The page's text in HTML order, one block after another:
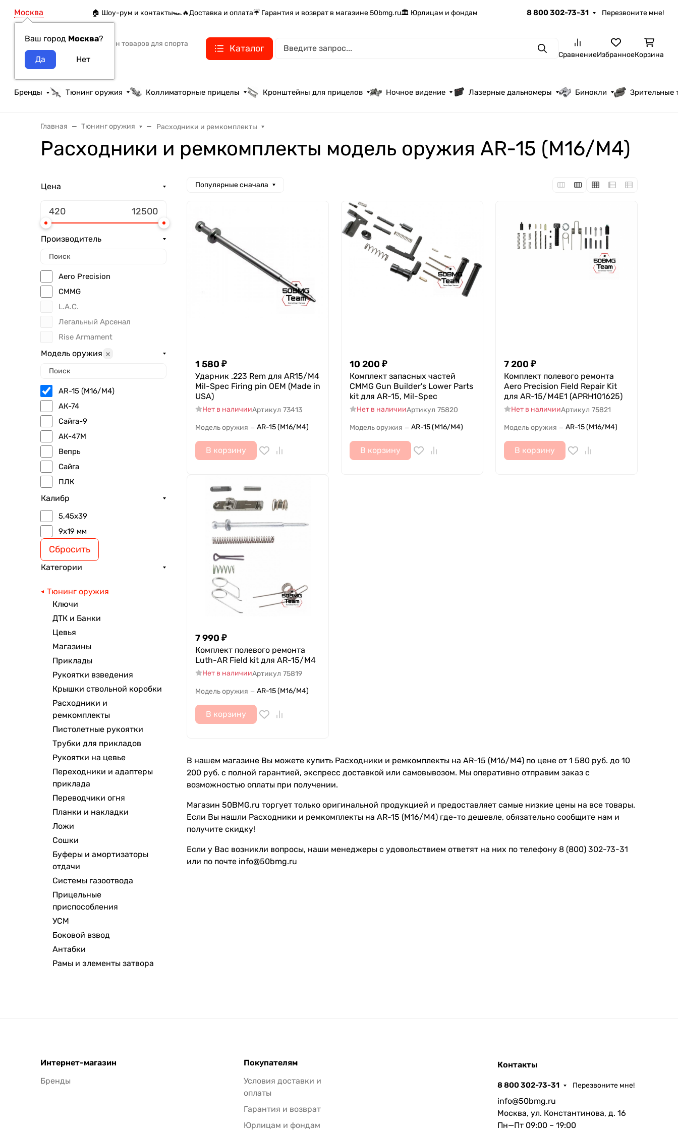
Москва
Ваш город Москва?
🏠 Шоу-рум и контакты🏎️🔥Доставка и оплата☔ Гарантия и возврат в магазине 50bmg.ru🏛️ Юрлицам и фондам 8 800 302-73-31 Перезвоните мне!
Интернет-магазин товаров для спорта
тактики и охоты
Каталог ПоискСравнениеИзбранноеКорзина
Бренды Тюнинг оружия Коллиматорные прицелы Кронштейны для прицелов Ночное видение Лазерные дальномеры Бинокли Зрительные
Главная Тюнинг оружия Расходники и ремкомплекты
Расходники и ремкомплекты модель оружия AR-15 (M16/M4)
Цена
Производитель
Aero Precision
CMMG
L.A.C.
Легальный Арсенал
Rise Armament
Модель оружия
AR-15 (M16/M4)
АК-74
Сайга-9
АК-47М
Вепрь
Сайга
ПЛК
Калибр
5,45х39
9x19 мм
Сбросить
Категории
Тюнинг оружия
Ключи
ДТК и Банки
Цевья
Магазины
Приклады
Рукоятки взведения
Крышки ствольной коробки
Расходники и
ремкомплекты
Пистолетные рукоятки
Трубки для прикладов
Рукоятки на цевье
Переходники и адаптеры
приклада
Переводчики огня
Планки и накладки
Ложи
Сошки
Буферы и амортизаторы
отдачи
Системы газоотвода
Прицельные
приспособления
УСМ
Боковой взвод
Антабки
Рамы и элементы затвора
Популярные сначала
1 580 ₽
Ударник .223 Rem для AR15/M4
Mil-Spec Firing pin OEM (Made in
USA)
Нет в наличииАртикул 73413
Модель оружия — AR-15 (M16/M4)
В корзину
10 200 ₽
Комплект запасных частей
CMMG Gun Builder's Lower Parts
kit для AR-15, Mil-Spec
Нет в наличииАртикул 75820
Модель оружия — AR-15 (M16/M4)
В корзину
7 200 ₽
Комплект полевого ремонта
Aero Precision Field Repair Kit
для AR-15/M4E1 (APRH101625)
Нет в наличииАртикул 75821
Модель оружия — AR-15 (M16/M4)
В корзину
7 990 ₽
Комплект полевого ремонта
Luth-AR Field kit для AR-15/M4
Нет в наличииАртикул 75819
Модель оружия — AR-15 (M16/M4)
В корзину
В нашем магазине Вы можете купить Расходники и ремкомплекты на AR-15 (M16/M4) по цене от 1 580 руб. до 10
200 руб. с полной гарантией, экспресс доставкой или самовывозом. Мы оперативно отправим заказ с
возможностью оплаты при получении.
Магазин 50BMG.ru торгует только оригинальной продукцией и предоставляет самые низкие цены на все товары.
Если Вы нашли Расходники и ремкомплекты на AR-15 (M16/M4) где-то дешевле, обязательно сообщите нам и
получите скидку!
Если у Вас возникли вопросы, наши менеджеры с удовольствием ответят на них по телефону 8 (800) 302-73-31
или по почте info@50bmg.ru
Интернет-магазин
Бренды
Покупателям
Условия доставки и
оплаты
Гарантия и возврат
Юрлицам и фондам
Контакты
8 800 302-73-31 Перезвоните мне!
info@50bmg.ru
Москва, ул. Константинова, д. 16
Пн—Пт 09:00 – 19:00